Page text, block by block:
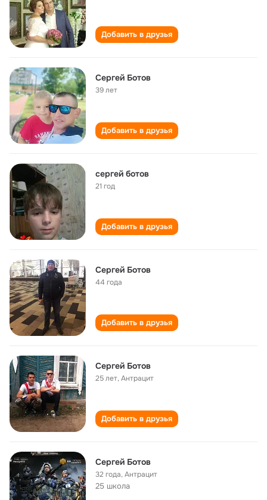
Добавить в друзья
Сергей Ботов
39 лет
Добавить в друзья
сергей ботов
21 год
Добавить в друзья
Сергей Ботов
44 года
Добавить в друзья
Сергей Ботов
25 лет,Антрацит
Добавить в друзья
Сергей Ботов
32 года,Антрацит
25 школа